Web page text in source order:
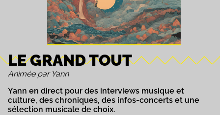
LE GRAND TOUT
Animée par Yann
Yann en direct pour des interviews musique et
culture, des chroniques, des infos-concerts et une
sélection musicale de choix.